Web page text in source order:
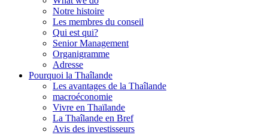
Notre histoire
Les membres du conseil
Qui est qui?
Senior Management
Organigramme
Adresse
Pourquoi la Thaîlande
Les avantages de la Thaîlande
macroéconomie
Vivre en Thaïlande
La Thaîlande en Bref
Avis des investisseurs